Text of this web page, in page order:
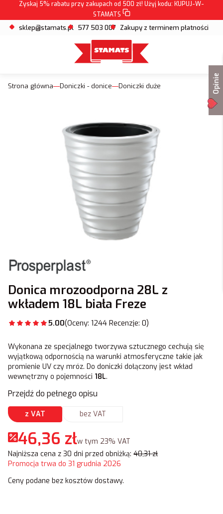
Zyskaj 5% rabatu przy zakupach od 500 zł! Użyj kodu: KUPUJ-W-
STAMATS
sklep@stamats.pl 577 503 007 Zakupy z terminem płatności
Strona główna Doniczki - donice Doniczki duże
Donica mrozoodporna 28L z
wkładem 18L biała Freze
5.00(Oceny: 1244 Recenzje: 0)
Wykonana ze specjalnego tworzywa sztucznego cechują się
wyjątkową odpornością na warunki atmosferyczne takie jak
promienie UV czy mróz. Do doniczki dołączony jest wkład
wewnętrzny o pojemności 18L.
Przejdź do pełnego opisu
z VAT bez VAT
46,36 złw tym 23% VAT
w tym 23% VAT
Najniższa cena z 30 dni przed obniżką: 40,31 zł
Promocja trwa do 31 grudnia 2026
Ceny podane bez kosztów dostawy.
Opinie